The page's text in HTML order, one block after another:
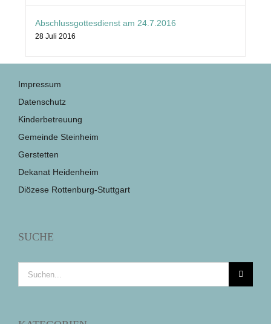
Abschlussgottesdienst am 24.7.2016
28 Juli 2016
Impressum
Datenschutz
Kinderbetreuung
Gemeinde Steinheim
Gerstetten
Dekanat Heidenheim
Diözese Rottenburg-Stuttgart
SUCHE
Suche
nach: